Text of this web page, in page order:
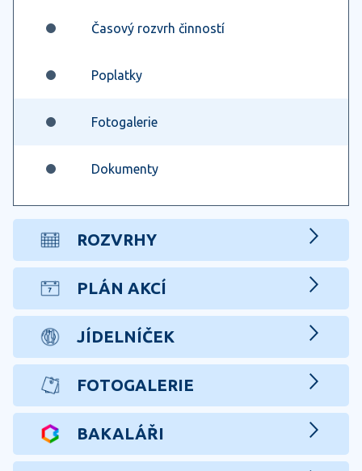
Časový rozvrh činností
Poplatky
Fotogalerie
Dokumenty
ROZVRHY
PLÁN AKCÍ
JÍDELNÍČEK
FOTOGALERIE
BAKALÁŘI